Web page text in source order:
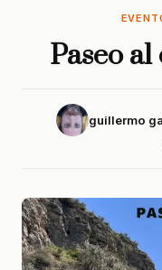
Paseo
guillermo